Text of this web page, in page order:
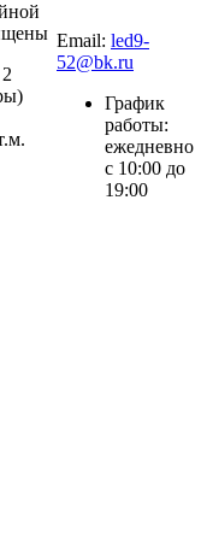
Email: led9-
52@bk.ru
График
работы:
ежедневно
с 10:00 до
19:00